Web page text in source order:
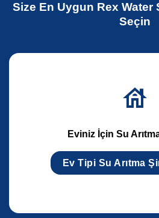
Size En Uygun Rex Water
Seçin
Eviniz İçin Su
Ev Tipi Su Arıtma